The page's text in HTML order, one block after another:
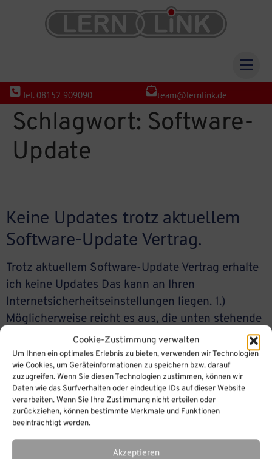
Cookie-Zustimmung verwalten
Um Ihnen ein optimales Erlebnis zu bieten, verwenden wir Technologien
wie Cookies, um Geräteinformationen zu speichern bzw. darauf
zuzugreifen. Wenn Sie diesen Technologien zustimmen, können wir
Daten wie das Surfverhalten oder eindeutige IDs auf dieser Website
verarbeiten. Wenn Sie Ihre Zustimmung nicht erteilen oder
zurückziehen, können bestimmte Merkmale und Funktionen
beeinträchtigt werden.
Akzeptieren
Tel. 08152 909090 team@lernlink.de
Schlagwort: Software-
Update
Keine Updates trotz aktuellem
Software-Update Vertrag.
Trotz aktuellem Software-Update Vertrag erhalte
ich keine Updates Das kann an Ihren
Internetsicherheitseinstellungen liegen. 1.)
Möglicherweise reicht es aus, die unten stehende
Adresse in Ihren Firewall-Einstellungen zu
ändern: s4.ispringsolutions.com
(173.193.183.217) 2.) Hilft das nicht, liegt es
vermutlich an den Proxyeinstellungen, die eine
Suche nach Updates nicht zulassen. Wenn das
der Fall ist, […]